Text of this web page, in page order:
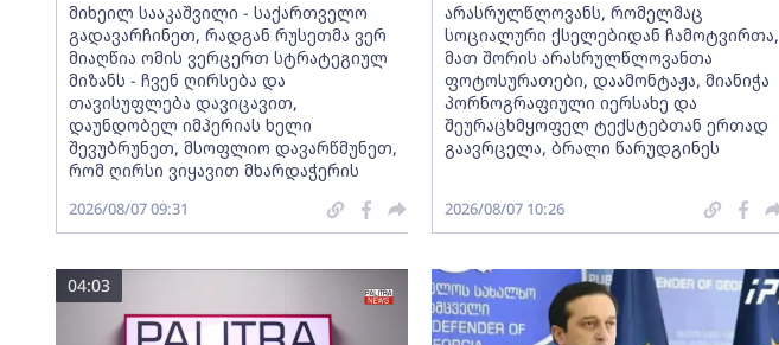
მიხეილ სააკაშვილი - საქართველო
გადავარჩინეთ, რადგან რუსეთმა ვერ
მიაღწია ომის ვერცერთ სტრატეგიულ
მიზანს - ჩვენ ღირსება და
თავისუფლება დავიცავით,
დაუნდობელ იმპერიას ხელი
შევუბრუნეთ, მსოფლიო დავარწმუნეთ,
რომ ღირსი ვიყავით მხარდაჭერის
2026/08/07 09:31
არასრულწლოვანს, რომელმაც
სოციალური ქსელებიდან ჩამოტვირთა,
მათ შორის არასრულწლოვანთა
ფოტოსურათები, დაამონტაჟა, მიანიჭა
პორნოგრაფიული იერსახე და
შეურაცხმყოფელ ტექსტებთან ერთად
გაავრცელა, ბრალი წარუდგინეს
2026/08/07 10:26
04:03